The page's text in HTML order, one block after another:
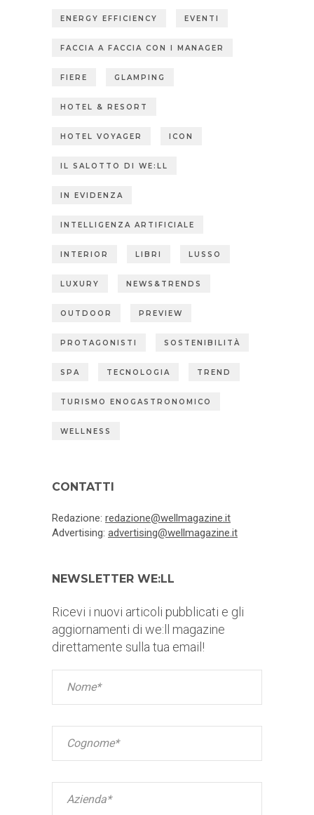
ENERGY EFFICIENCY EVENTI
FACCIA A FACCIA CON I MANAGER
FIERE GLAMPING
HOTEL & RESORT
HOTEL VOYAGER ICON
IL SALOTTO DI WE:LL
IN EVIDENZA
INTELLIGENZA ARTIFICIALE
INTERIOR LIBRI LUSSO
LUXURY NEWS&TRENDS
OUTDOOR PREVIEW
PROTAGONISTI SOSTENIBILITÀ
SPA TECNOLOGIA TREND
TURISMO ENOGASTRONOMICO
WELLNESS
CONTATTI
Redazione: redazione@wellmagazine.it
Advertising: advertising@wellmagazine.it
NEWSLETTER WE:LL
Ricevi i nuovi articoli pubblicati e gli
aggiornamenti di we:ll magazine
direttamente sulla tua email!